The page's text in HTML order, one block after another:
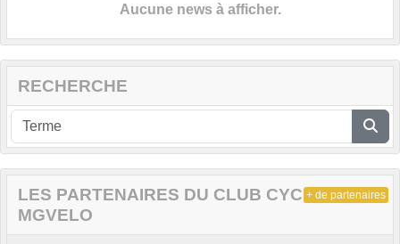
Aucune news à afficher.
RECHERCHE
LES PARTENAIRES DU CLUB CYCLISTE DE
MGVELO
+ de partenaires